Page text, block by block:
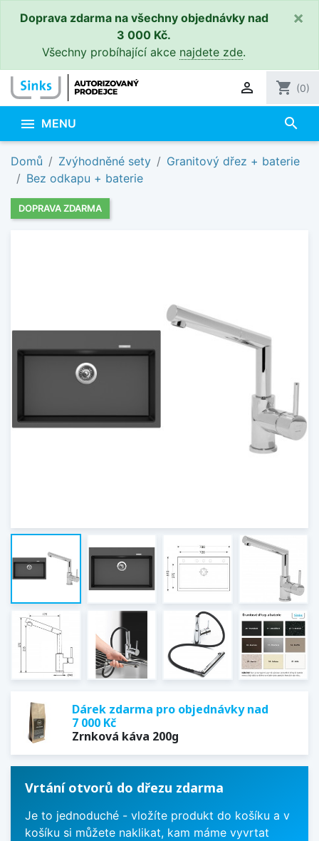
Doprava zdarma na všechny objednávky nad
3 000 Kč.
Všechny probíhající akce najdete zde.
×
 shopping_cart (0)
 MENU search
Domů Zvýhodněné sety
Granitový dřez + baterie
Bez odkapu + baterie
DOPRAVA ZDARMA
Dárek zdarma pro objednávky nad
7 000 Kč
Zrnková káva 200g
Vrtání otvorů do dřezu zdarma
Je to jednoduché - vložíte produkt do košíku a v
košíku si můžete naklikat, kam máme vyvrtat